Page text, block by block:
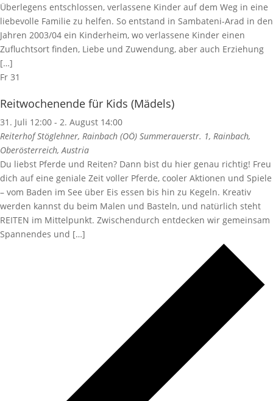
Überlegens entschlossen, verlassene Kinder auf dem Weg in eine
liebevolle Familie zu helfen. So entstand in Sambateni-Arad in den
Jahren 2003/04 ein Kinderheim, wo verlassene Kinder einen
Zufluchtsort finden, Liebe und Zuwendung, aber auch Erziehung
[…]
Fr 31
Reitwochenende für Kids (Mädels)
31. Juli 12:00 - 2. August 14:00
Reiterhof Stöglehner, Rainbach (OÖ) Summerauerstr. 1, Rainbach,
Oberösterreich, Austria
Du liebst Pferde und Reiten? Dann bist du hier genau richtig! Freu
dich auf eine geniale Zeit voller Pferde, cooler Aktionen und Spiele
– vom Baden im See über Eis essen bis hin zu Kegeln. Kreativ
werden kannst du beim Malen und Basteln, und natürlich steht
REITEN im Mittelpunkt. Zwischendurch entdecken wir gemeinsam
Spannendes und […]